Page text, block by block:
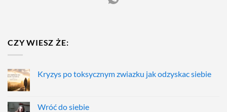
CZY WIESZ ŻE:
Kryzys po toksycznym zwiazku jak odzyskac siebie
Wróć do siebie